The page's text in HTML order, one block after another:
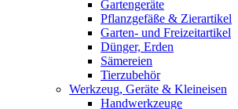
Gartengeräte
Pflanzgefäße & Zierartikel
Garten- und Freizeitartikel
Dünger, Erden
Sämereien
Tierzubehör
Werkzeug, Geräte & Kleineisen
Handwerkzeuge